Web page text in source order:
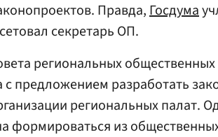
Правда,Госдума
секретарь ОП.
региональных
с предложением разработать
региональных палат.
формироваться из